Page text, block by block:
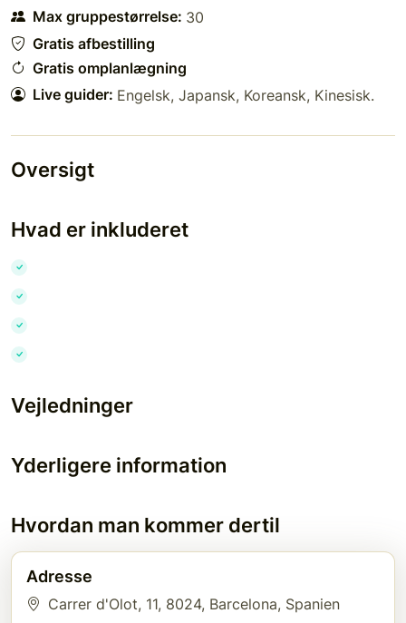
Max gruppestørrelse: 30
Gratis afbestilling
Gratis omplanlægning
Live guider: Engelsk, Japansk, Koreansk, Kinesisk.
Oversigt
Hvad er inkluderet
Vejledninger
Yderligere information
Hvordan man kommer dertil
Adresse
Carrer d'Olot, 11, 8024, Barcelona, Spanien